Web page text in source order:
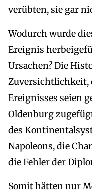
verübten, sie gar
Wodurch wurde
Ereignis
Ursachen? Die
Zuversichtlichkeit,
Ereignisses seien
Oldenburg
des
Napoleons, die
die Fehler der
Somit hätten nur